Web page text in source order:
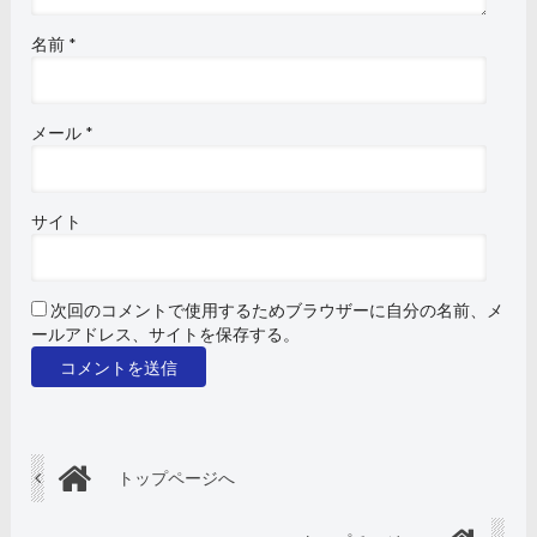
名前 *
メール *
サイト
次回のコメントで使用するためブラウザーに自分の名前、メ
ールアドレス、サイトを保存する。
トップページへ